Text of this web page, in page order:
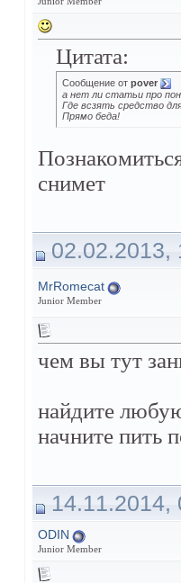
Цитата:
Сообщение от pover
а нет ли статьи про
Где всзять средство
Прямо беда!
снимет
02.02.2013,
MrRomecat
Junior Member
чем вы тут
найдите
начните пить
14.11.2014,
ODIN
Junior Member